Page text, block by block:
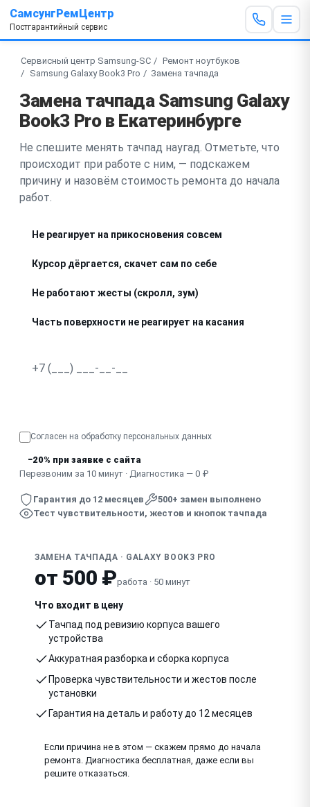
СамсунгРемЦентр
Постгарантийный сервис
Сервисный центр Samsung-SC
Ремонт ноутбуков
Samsung Galaxy Book3 Pro
Замена тачпада
Замена тачпада Samsung Galaxy
Book3 Pro в Екатеринбурге
Не спешите менять тачпад наугад. Отметьте, что
происходит при работе с ним, — подскажем
причину и назовём стоимость ремонта до начала
работ.
Не реагирует на прикосновения совсем
Курсор дёргается, скачет сам по себе
Не работают жесты (скролл, зум)
Часть поверхности не реагирует на касания
Согласен на обработку персональных данных
−20% при заявке с сайта
Перезвоним за 10 минут · Диагностика — 0 ₽
Гарантия до 12 месяцев
500+ замен выполнено
Тест чувствительности, жестов и кнопок тачпада
ЗАМЕНА ТАЧПАДА · GALAXY BOOK3 PRO
от 500 ₽работа · 50 минут
Что входит в цену
Тачпад под ревизию корпуса вашего
устройства
Аккуратная разборка и сборка корпуса
Проверка чувствительности и жестов после
установки
Гарантия на деталь и работу до 12 месяцев
Если причина не в этом — скажем прямо до начала
ремонта. Диагностика бесплатная, даже если вы
решите отказаться.